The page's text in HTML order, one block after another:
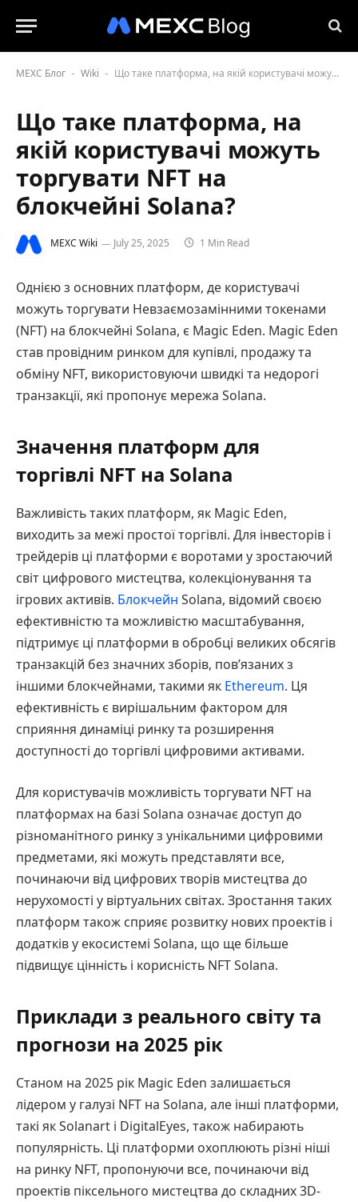
MEXC Блог - Wiki - Що таке платформа, на якій користувачі можуть торгувати NFT на блокчейні Solana?
Що таке платформа, на
якій користувачі можуть
торгувати NFT на
блокчейні Solana?
MEXC Wiki July 25, 2025 1 Min Read
Однією з основних платформ, де користувачі
можуть торгувати Невзаємозамінними токенами
(NFT) на блокчейні Solana, є Magic Eden. Magic Eden
став провідним ринком для купівлі, продажу та
обміну NFT, використовуючи швидкі та недорогі
транзакції, які пропонує мережа Solana.
Значення платформ для
торгівлі NFT на Solana
Важливість таких платформ, як Magic Eden,
виходить за межі простої торгівлі. Для інвесторів і
трейдерів ці платформи є воротами у зростаючий
світ цифрового мистецтва, колекціонування та
ігрових активів. Блокчейн Solana, відомий своєю
ефективністю та можливістю масштабування,
підтримує ці платформи в обробці великих обсягів
транзакцій без значних зборів, пов’язаних з
іншими блокчейнами, такими як Ethereum. Ця
ефективність є вирішальним фактором для
сприяння динаміці ринку та розширення
доступності до торгівлі цифровими активами.
Для користувачів можливість торгувати NFT на
платформах на базі Solana означає доступ до
різноманітного ринку з унікальними цифровими
предметами, які можуть представляти все,
починаючи від цифрових творів мистецтва до
нерухомості у віртуальних світах. Зростання таких
платформ також сприяє розвитку нових проектів і
додатків у екосистемі Solana, що ще більше
підвищує цінність і корисність NFT Solana.
Приклади з реального світу та
прогнози на 2025 рік
Станом на 2025 рік Magic Eden залишається
лідером у галузі NFT на Solana, але інші платформи,
такі як Solanart і DigitalEyes, також набирають
популярність. Ці платформи охоплюють різні ніші
на ринку NFT, пропонуючи все, починаючи від
проектів піксельного мистецтва до складних 3D-